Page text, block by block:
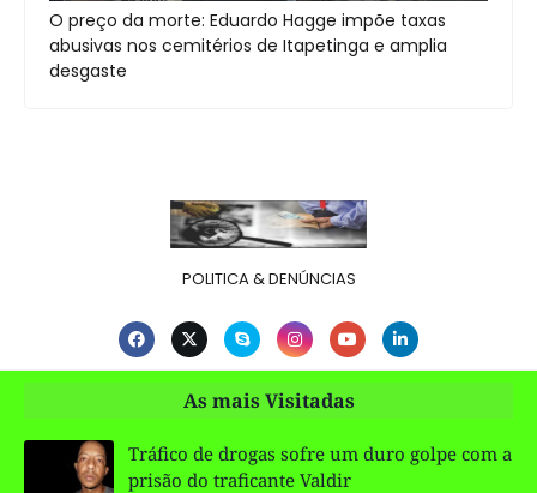
O preço da morte: Eduardo Hagge impõe taxas
abusivas nos cemitérios de Itapetinga e amplia
desgaste
POLITICA & DENÚNCIAS
As mais Visitadas
Tráfico de drogas sofre um duro golpe com a
prisão do traficante Valdir